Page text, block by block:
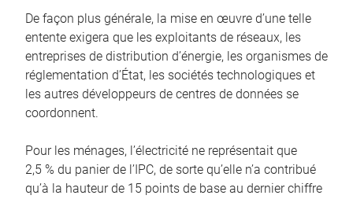
De façon plus générale, la mise en œuvre d’une telle
entente exigera que les exploitants de réseaux, les
entreprises de distribution d’énergie, les organismes de
réglementation d’État, les sociétés technologiques et
les autres développeurs de centres de données se
coordonnent.
Pour les ménages, l’électricité ne représentait que
2,5 % du panier de l’IPC, de sorte qu’elle n’a contribué
qu’à la hauteur de 15 points de base au dernier chiffre